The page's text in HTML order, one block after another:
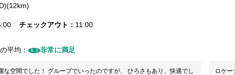
チェックアウト 11:00
平均： 8.3 非常に満足
な空間でした！ グループでいったのですが、 ひろさもあり、快適でし
ロケ